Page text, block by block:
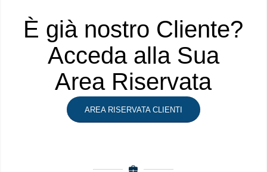
È già nostro Cliente?
Acceda alla Sua
Area Riservata
AREA RISERVATA CLIENTI